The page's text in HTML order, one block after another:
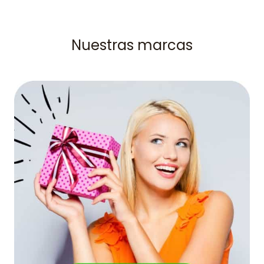
Nuestras marcas